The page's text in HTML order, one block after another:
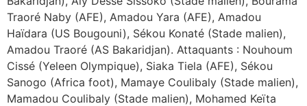
Traoré Naby (AFE), Amadou Yara (AFE), Amadou
Haïdara (US Bougouni), Sékou Konaté (Stade malien),
Amadou Traoré (AS Bakaridjan). Attaquants : Nouhoum
Cissé (Yeleen Olympique), Siaka Tiela (AFE), Sékou
Sanogo (Africa foot), Mamaye Coulibaly (Stade malien),
Mamadou Coulibaly (Stade malien), Mohamed Keïta